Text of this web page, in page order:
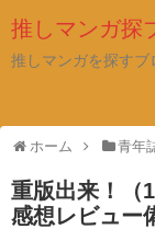
推しマンガ探
推しマンガを探すブ
ホーム 青年
重版出来！
感想レビュー